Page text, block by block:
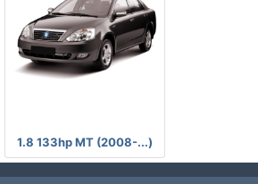
1.8 133hp MT (2008-...)